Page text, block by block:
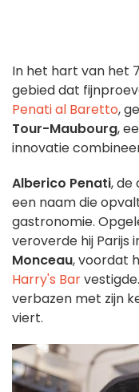
In het hart van het
gebied dat
Penati al Baretto,
Tour-Maubourg,
innovatie
Alberico Penati, de
een naam die
gastronomie.
veroverde hij Parijs
Monceau, voordat
Harry's Bar
verbazen met zijn
viert.